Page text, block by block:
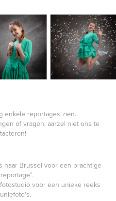
enkele reportages zien.
of vragen, aarzel niet ons te
naar Brussel voor een prachtige
voor een unieke reeks